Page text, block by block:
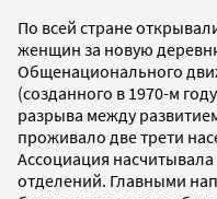
По всей стране
женщин за новую
Общенационального
(созданного в 1970-м
разрыва между
проживало две трети
Ассоциация
отделений. Главными